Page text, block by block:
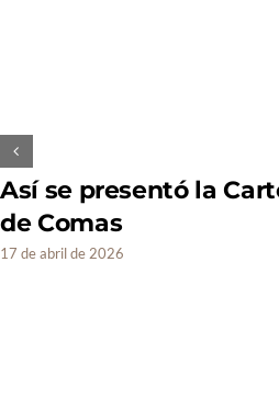
Así se presentó la
de Comas
17 de abril de 2026